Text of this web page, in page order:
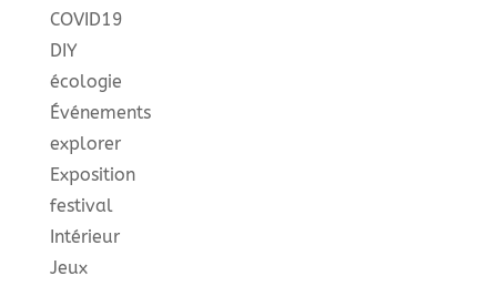
COVID19
DIY
écologie
Événements
explorer
Exposition
festival
Intérieur
Jeux